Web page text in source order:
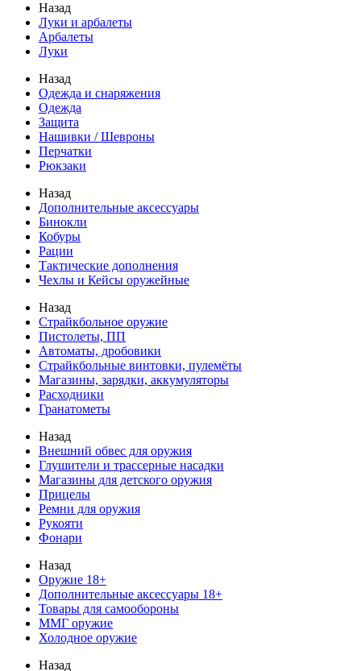
Назад
Луки и арбалеты
Арбалеты
Луки
Назад
Одежда и снаряжения
Одежда
Защита
Нашивки / Шевроны
Перчатки
Рюкзаки
Назад
Дополнительные аксессуары
Бинокли
Кобуры
Рации
Тактические дополнения
Чехлы и Кейсы оружейные
Назад
Страйкбольное оружие
Пистолеты, ПП
Автоматы, дробовики
Страйкбольные винтовки, пулемёты
Магазины, зарядки, аккумуляторы
Расходники
Гранатометы
Назад
Внешний обвес для оружия
Глушители и трассерные насадки
Магазины для детского оружия
Прицелы
Ремни для оружия
Рукояти
Фонари
Назад
Оружие 18+
Дополнительные аксессуары 18+
Товары для самообороны
ММГ оружие
Холодное оружие
Назад